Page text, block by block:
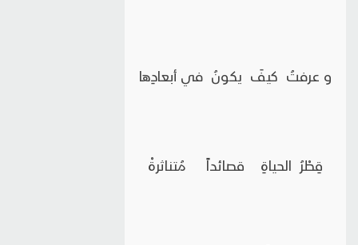
و عرفتُ كيفَ يكونُ في أبعادِها
قِطْرُ الحياةِ قصائداً مُتناثرةْ